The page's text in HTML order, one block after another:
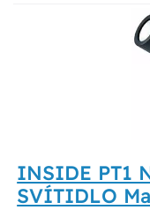
INSIDE PT1
SVÍTIDLO